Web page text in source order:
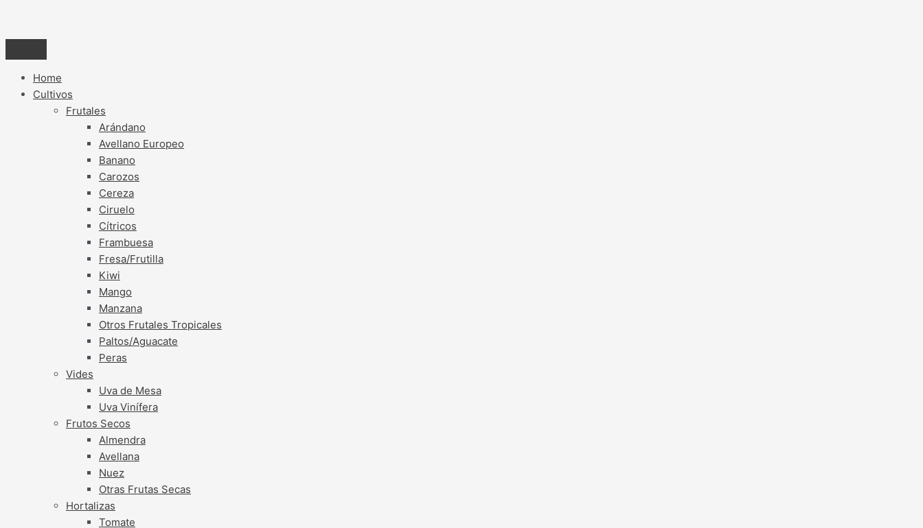
Home
Cultivos
Frutales
Arándano
Avellano Europeo
Banano
Carozos
Cereza
Ciruelo
Cítricos
Frambuesa
Fresa/Frutilla
Kiwi
Mango
Manzana
Otros Frutales Tropicales
Paltos/Aguacate
Peras
Vides
Uva de Mesa
Uva Vinífera
Frutos Secos
Almendra
Avellana
Nuez
Otras Frutas Secas
Hortalizas
Tomate